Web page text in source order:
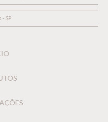
- SP